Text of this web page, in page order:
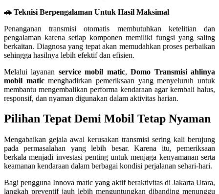
🚗 Teknisi Berpengalaman Untuk Hasil Maksimal
Penanganan transmisi otomatis membutuhkan ketelitian dan
pengalaman karena setiap komponen memiliki fungsi yang saling
berkaitan. Diagnosa yang tepat akan memudahkan proses perbaikan
sehingga hasilnya lebih efektif dan efisien.
Melalui layanan service mobil matic,Domo Transmisi ahlinya
mobil maticmenghadirkan pemeriksaan yang menyeluruh untuk
membantu mengembalikan performa kendaraan agar kembali halus,
responsif, dan nyaman digunakan dalam aktivitas harian.
Pilihan Tepat Demi Mobil Tetap Nyaman
Mengabaikan gejala awal kerusakan transmisi sering kali berujung
pada permasalahan yang lebih besar. Karena itu, pemeriksaan
berkala menjadi investasi penting untuk menjaga kenyamanan serta
keamanan kendaraan dalam berbagai kondisi perjalanan sehari-hari.
Bagi pengguna Innova matic yang aktif beraktivitas di Jakarta Utara,
langkah preventif jauh lebih menguntungkan dibanding menunggu